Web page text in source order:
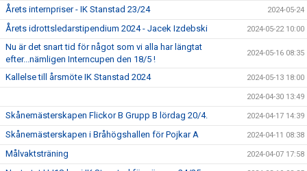
Årets internpriser - IK Stanstad 23/24 2024-05-24
Årets idrottsledarstipendium 2024 - Jacek Izdebski 2024-05-22 10:00
Nu är det snart tid för något som vi alla har längtat
efter...nämligen Interncupen den 18/5 !
2024-05-16 08:35
Kallelse till årsmöte IK Stanstad 2024 2024-05-13 18:00
2024-04-30 13:49
Skånemästerskapen Flickor B Grupp B lördag 20/4. 2024-04-17 14:39
Skånemästerskapen i Bråhögshallen för Pojkar A 2024-04-11 08:38
Målvaktsträning 2024-04-07 17:58